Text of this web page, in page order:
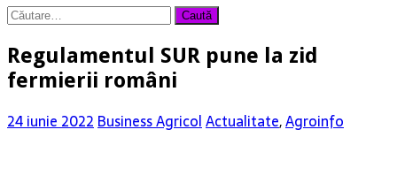
Caută
Regulamentul SUR pune la zid
fermierii români
24 iunie 2022Business AgricolActualitate,Agroinfo